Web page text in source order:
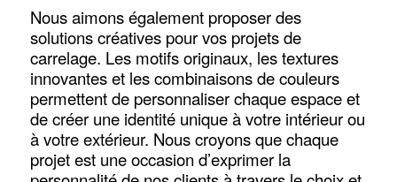
Nous aimons également proposer des
solutions créatives pour vos projets de
carrelage. Les motifs originaux, les textures
innovantes et les combinaisons de couleurs
permettent de personnaliser chaque espace et
de créer une identité unique à votre intérieur ou
à votre extérieur. Nous croyons que chaque
projet est une occasion d’exprimer la